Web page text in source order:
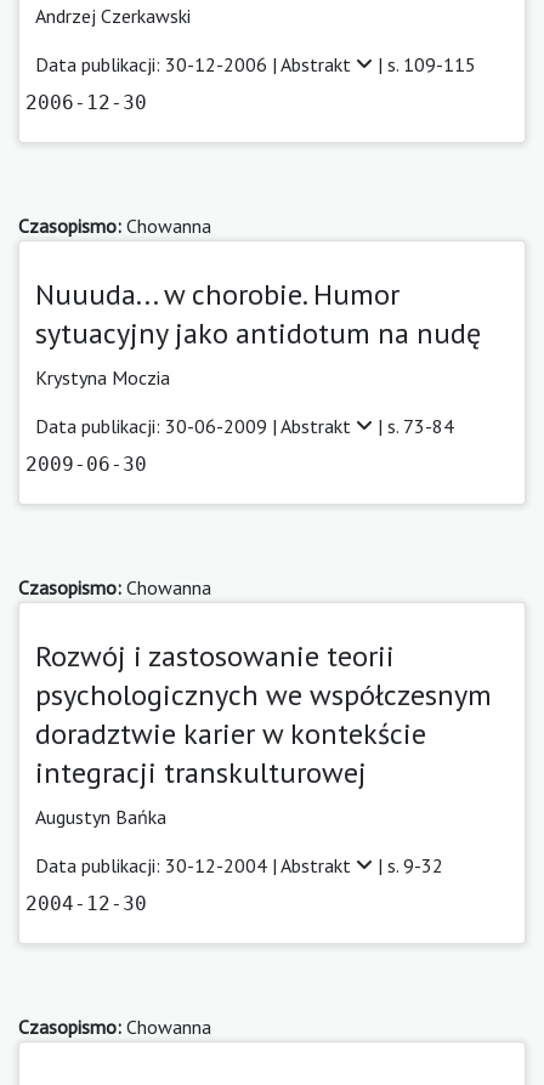
Andrzej Czerkawski
Data publikacji: 30-12-2006 | Abstrakt | s. 109-115
2006-12-30
Czasopismo: Chowanna
Nuuuda... w chorobie. Humor
sytuacyjny jako antidotum na nudę
Krystyna Moczia
Data publikacji: 30-06-2009 | Abstrakt | s. 73-84
2009-06-30
Czasopismo: Chowanna
Rozwój i zastosowanie teorii
psychologicznych we współczesnym
doradztwie karier w kontekście
integracji transkulturowej
Augustyn Bańka
Data publikacji: 30-12-2004 | Abstrakt | s. 9-32
2004-12-30
Czasopismo: Chowanna